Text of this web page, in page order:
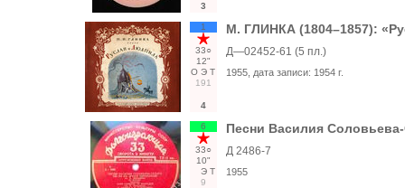
3
1
33○
12"
О Э Т
191
4
М. ГЛИНКА (1804–1857):
Д—02452-61 (5 пл.)
1955 , дата записи: 1954 г.
6
33○
10"
Э Т
9
Песни Василия
Д 2486-7
1955